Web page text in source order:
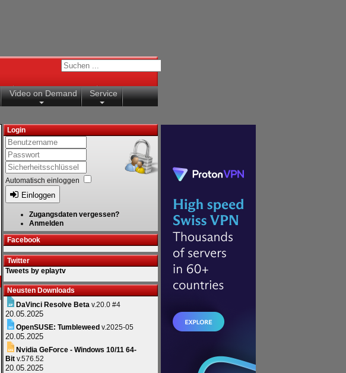
Video on Demand Service
Login
Automatisch einloggen
Einloggen
Zugangsdaten vergessen?
Anmelden
Facebook
Twitter
Tweets by eplaytv
Neusten Downloads
DaVinci Resolve Beta v.20.0 #4
20.05.2025
OpenSUSE: Tumbleweed v.2025-05
20.05.2025
Nvidia GeForce - Windows 10/11 64-
Bit v.576.52
20.05.2025